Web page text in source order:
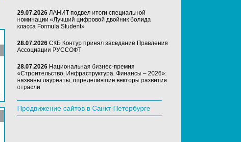
29.07.2026 ЛАНИТ подвел итоги специальной
номинации «Лучший цифровой двойник болида
класса Formula Student»
28.07.2026 СКБ Контур принял заседание Правления
Ассоциации РУССОФТ
28.07.2026 Национальная бизнес-премия
«Строительство. Инфраструктура. Финансы – 2026»:
названы лауреаты, определившие векторы развития
отрасли
Продвижение сайтов в Санкт-Петербурге